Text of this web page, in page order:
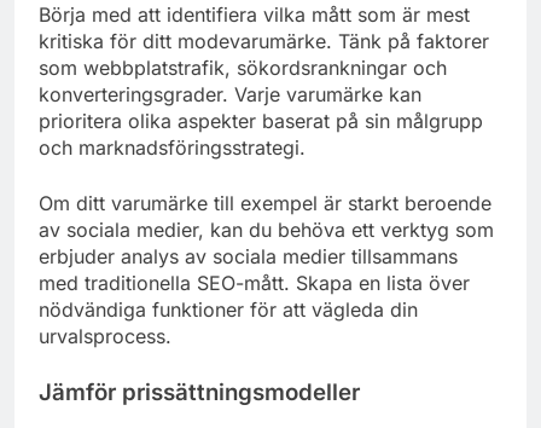
Börja med att identifiera vilka mått som är mest
kritiska för ditt modevarumärke. Tänk på faktorer
som webbplatstrafik, sökordsrankningar och
konverteringsgrader. Varje varumärke kan
prioritera olika aspekter baserat på sin målgrupp
och marknadsföringsstrategi.
Om ditt varumärke till exempel är starkt beroende
av sociala medier, kan du behöva ett verktyg som
erbjuder analys av sociala medier tillsammans
med traditionella SEO-mått. Skapa en lista över
nödvändiga funktioner för att vägleda din
urvalsprocess.
Jämför prissättningsmodeller